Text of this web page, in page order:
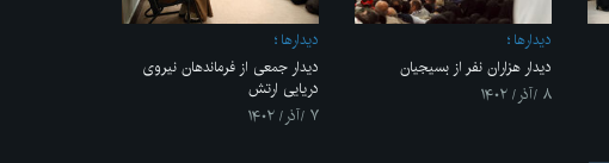
ديدارها
دیدار هزاران نفر از بسیجیان
۸ /آذر/ ۱۴۰۲
ديدارها
دیدار جمعی از فرماندهان نیروی
دریایی ارتش
۷ /آذر/ ۱۴۰۲